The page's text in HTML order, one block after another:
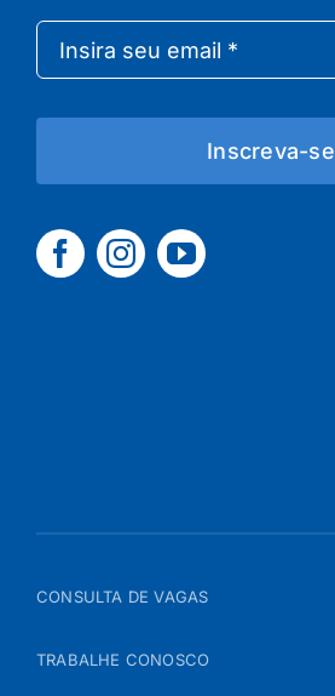
Inscreva-se
CONSULTA DE VAGAS
TRABALHE CONOSCO